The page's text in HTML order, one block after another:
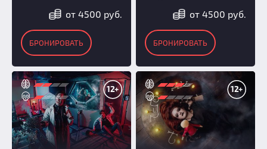
от 4500 руб.
БРОНИРОВАТЬ
от 4500 руб.
БРОНИРОВАТЬ
12+ 12+